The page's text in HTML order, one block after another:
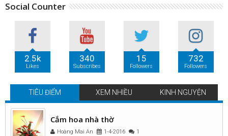
Social Counter
2.5k
Likes
340
Subscribes
15
Followers
732
Followers
TIÊU ĐIỂM XEM NHIỀU KINH NGUYỆN
Cắm hoa nhà thờ
Hoàng Mai An 1-4-2016 1